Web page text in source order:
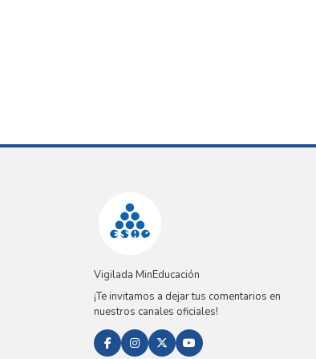
Vigilada MinEducación
¡Te invitamos a dejar tus comentarios en
nuestros canales oficiales!